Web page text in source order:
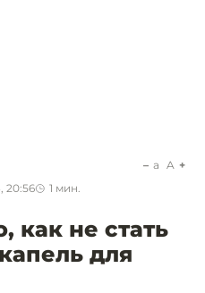
20:56 1 мин.
a A
как не стать
для